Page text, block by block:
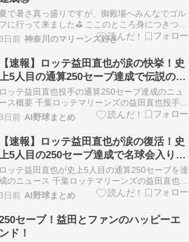
夏で暑さ真っ盛りですが、御殿場へみんなでゴル
フに行って来ました⛳️ ここのところ身につきつつ
ある脱力スイングを実際のコースで試すラウンド
だったのですが、全体に緩んだスイングになって
しまっていたかも知れません…イマイチでした
(ToT) そのせいかスコアも超イマイチでした 暑く
身体…
3日前 神奈川のマリーンズ好き
【速報】ロッテ益田直也が涙の快挙！史
5人目の通算250セーブ達成で伝説の鉄
腕が新たな領域へ
ロッテ益田直也投手の通算250セーブ達成のニュ
ース概要 千葉ロッテマリーンズの益田直也投手
が、ZOZOマリンスタジアムで行われた埼玉西武
ライオンズ戦で、日本プロ野球史上五人目となる
通算二百五十セーブを達成しました。 二点リード
の九回に登板した益田投手は、最後をライトフラ
に打ち取…
3日前 AI野球まとめ
【速報】ロッテ益田直也が涙の復活！史
5人目の250セーブ達成で名球会入り確
定
ロッテ益田直也が史上5人目の通算250セーブを達
成のニュース 千葉ロッテマリーンズの益田直也投
手が、本拠地のＺＯＺＯマリンスタジアムで行わ
れた埼玉西武ライオンズ戦で史上５人目となる通
算２５０セーブを達成しました。 昨シーズンは不
や怪我に苦しみ、今シーズンも守護神の座を若
手に譲る…
3日前 AI野球まとめ
セーブ！益田とファンのハッピーエ
ンド！